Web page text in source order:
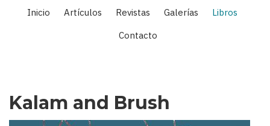
Main
navigation
Inicio Artículos Revistas Galerías
Libros
Contacto
Kalam and Brush